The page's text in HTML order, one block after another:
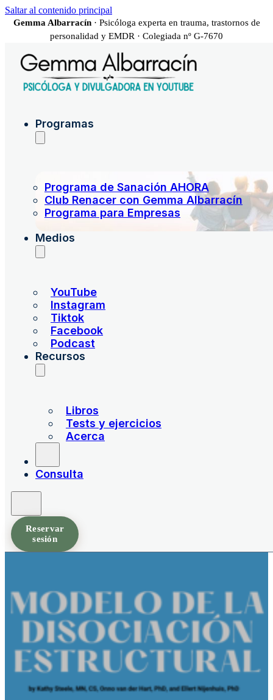
Saltar al contenido principal
Gemma Albarracín· Psicóloga experta en trauma, trastornos de
personalidad y EMDR · Colegiada nº G-7670
Programas
Programa de Sanación AHORA
Club Renacer con Gemma Albarracín
Programa para Empresas
Medios
YouTube
Instagram
Tiktok
Facebook
Podcast
Recursos
Libros
Tests y ejercicios
Acerca
Consulta
Reservar
sesión